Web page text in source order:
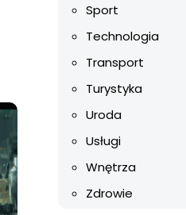
Sport
Technologia
Transport
Turystyka
Uroda
Usługi
Wnętrza
Zdrowie